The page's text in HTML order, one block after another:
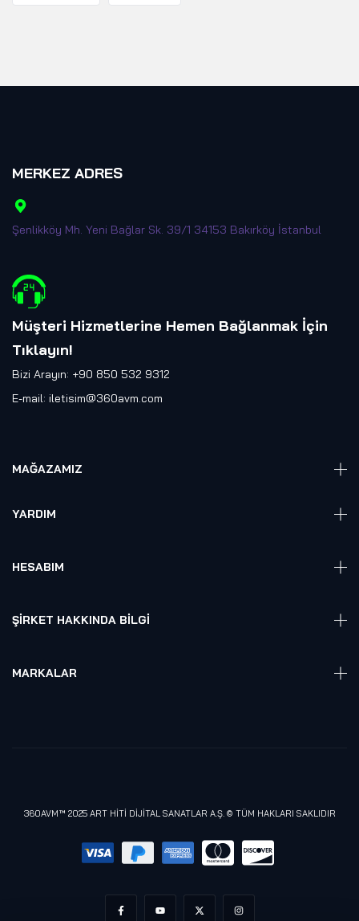
MERKEZ ADRES
Şenlikköy Mh. Yeni Bağlar Sk. 39/1 34153 Bakırköy İstanbul
Müşteri Hizmetlerine Hemen Bağlanmak İçin
Tıklayın!
Bizi Arayın: +90 850 532 9312
E-mail: iletisim@360avm.com
MAĞAZAMIZ
VR Ready PC
Elektronik
YARDIM
HESABIM
Sepet
ŞIRKET HAKKINDA BILGI
Referanslarımız
MARKALAR
360AVM™ 2025 ART HİTİ DİJİTAL SANATLAR A.Ş. © TÜM HAKLARI SAKLIDIR